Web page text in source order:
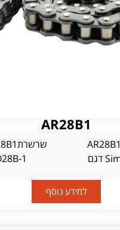
AR28B1
קוד טכניקהAR28B1
שורותSimplex דגם
שרשרתAR28B1 תקן
1
למידע נוסף